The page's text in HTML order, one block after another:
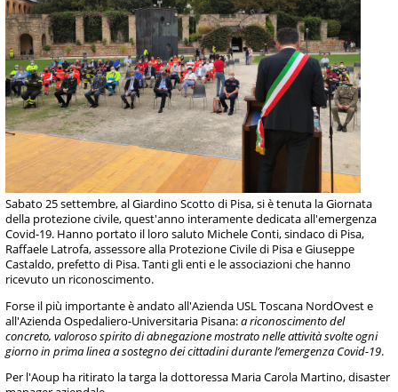
Sabato 25 settembre, al Giardino Scotto di Pisa, si è tenuta la Giornata
della protezione civile, quest'anno interamente dedicata all'emergenza
Covid-19. Hanno portato il loro saluto Michele Conti, sindaco di Pisa,
Raffaele Latrofa, assessore alla Protezione Civile di Pisa e Giuseppe
Castaldo, prefetto di Pisa. Tanti gli enti e le associazioni che hanno
ricevuto un riconoscimento.
Forse il più importante è andato all'Azienda USL Toscana NordOvest e
all'Azienda Ospedaliero-Universitaria Pisana:a riconoscimento del
concreto, valoroso spirito di abnegazione mostrato nelle attività svolte ogni
giorno in prima linea a sostegno dei cittadini durante l’emergenza Covid-19.
Per l'Aoup ha ritirato la targa la dottoressa Maria Carola Martino, disaster